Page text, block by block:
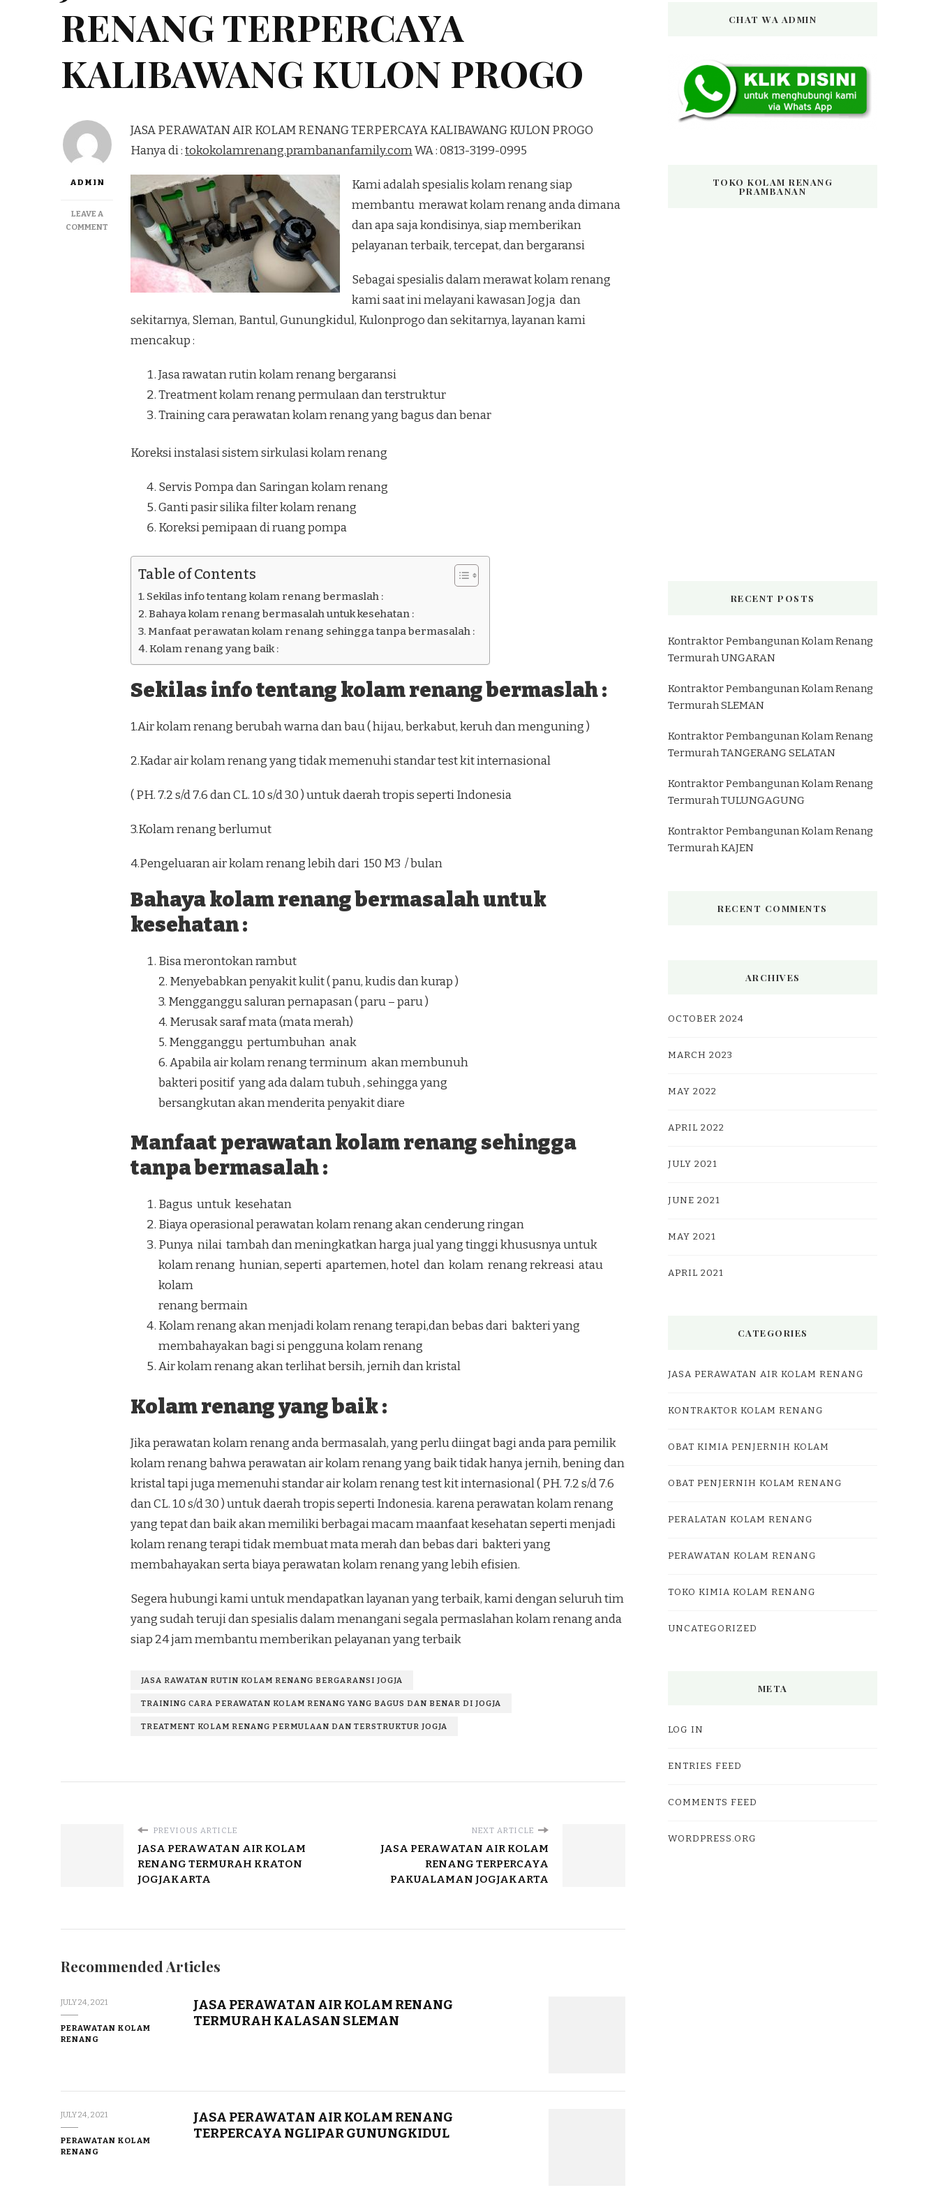
RENANG TERPERCAYA
KALIBAWANG KULON PROGO
ADMIN
LEAVE A
COMMENT
PERAWATAN
KOLAM
RENANG
KALIBAWANG
PROGO
JASA PERAWATAN AIR KOLAM RENANG TERPERCAYA KALIBAWANG KULON PROGO
Hanya di :tokokolamrenang.prambananfamily.comWA : 0813-3199-0995
Kami adalah spesialis kolam renang siap
membantu merawat kolam renang anda dimana
dan apa saja kondisinya, siap memberikan
pelayanan terbaik, tercepat, dan bergaransi
Sebagai spesialis dalam merawat kolam renang
kami saat ini melayani kawasan Jogja dan
sekitarnya, Sleman, Bantul, Gunungkidul, Kulonprogo dan sekitarnya, layanan kami
mencakup :
Jasa rawatan rutin kolam renang bergaransi
Treatment kolam renang permulaan dan terstruktur
Training cara perawatan kolam renang yang bagus dan benar
Koreksi instalasi sistem sirkulasi kolam renang
Servis Pompa dan Saringan kolam renang
Ganti pasir silika filter kolam renang
Koreksi pemipaan di ruang pompa
Table of Contents
Sekilas info tentang kolam renang bermaslah :
Bahaya kolam renang bermasalah untuk kesehatan :
Manfaat perawatan kolam renang sehingga tanpa bermasalah :
Kolam renang yang baik :
Sekilas info tentang kolam renang bermaslah :
1.Air kolam renang berubah warna dan bau ( hijau, berkabut, keruh dan menguning )
2.Kadar air kolam renang yang tidak memenuhi standar test kit internasional
( PH. 7.2 s/d 7.6 dan CL. 1.0 s/d 3.0 ) untuk daerah tropis seperti Indonesia
3.Kolam renang berlumut
4.Pengeluaran air kolam renang lebih dari 150 M3 / bulan
Bahaya kolam renang bermasalah untuk
kesehatan :
Bisa merontokan rambut
2. Menyebabkan penyakit kulit ( panu, kudis dan kurap )
3. Mengganggu saluran pernapasan ( paru – paru )
4. Merusak saraf mata (mata merah)
5. Mengganggu pertumbuhan anak
6. Apabila air kolam renang terminum akan membunuh
bakteri positif yang ada dalam tubuh , sehingga yang
bersangkutan akan menderita penyakit diare
Manfaat perawatan kolam renang sehingga
tanpa bermasalah :
Bagus untuk kesehatan
Biaya operasional perawatan kolam renang akan cenderung ringan
Punya nilai tambah dan meningkatkan harga jual yang tinggi khususnya untuk
kolam renang hunian, seperti apartemen, hotel dan kolam renang rekreasi atau
kolam
renang bermain
Kolam renang akan menjadi kolam renang terapi,dan bebas dari bakteri yang
membahayakan bagi si pengguna kolam renang
Air kolam renang akan terlihat bersih, jernih dan kristal
Kolam renang yang baik :
Jika perawatan kolam renang anda bermasalah, yang perlu diingat bagi anda para pemilik
kolam renang bahwa perawatan air kolam renang yang baik tidak hanya jernih, bening dan
kristal tapi juga memenuhi standar air kolam renang test kit internasional ( PH. 7.2 s/d 7.6
dan CL. 1.0 s/d 3.0 ) untuk daerah tropis seperti Indonesia. karena perawatan kolam renang
yang tepat dan baik akan memiliki berbagai macam maanfaat kesehatan seperti menjadi
kolam renang terapi tidak membuat mata merah dan bebas dari bakteri yang
membahayakan serta biaya perawatan kolam renang yang lebih efisien.
Segera hubungi kami untuk mendapatkan layanan yang terbaik, kami dengan seluruh tim
yang sudah teruji dan spesialis dalam menangani segala permaslahan kolam renang anda
siap 24 jam membantu memberikan pelayanan yang terbaik
JASA RAWATAN RUTIN KOLAM RENANG BERGARANSI JOGJA
TRAINING CARA PERAWATAN KOLAM RENANG YANG BAGUS DAN BENAR DI JOGJA
TREATMENT KOLAM RENANG PERMULAAN DAN TERSTRUKTUR JOGJA
PREVIOUS ARTICLE
JASA PERAWATAN AIR KOLAM
RENANG TERMURAH KRATON
JOGJAKARTA
NEXT ARTICLE
JASA PERAWATAN AIR KOLAM
RENANG TERPERCAYA
PAKUALAMAN JOGJAKARTA
Recommended Articles
JULY 24, 2021
PERAWATAN KOLAM
RENANG
JASA PERAWATAN AIR KOLAM RENANG
TERMURAH KALASAN SLEMAN
JULY 24, 2021
PERAWATAN KOLAM
RENANG
JASA PERAWATAN AIR KOLAM RENANG
TERPERCAYA NGLIPAR GUNUNGKIDUL
CHAT WA ADMIN
TOKO KOLAM RENANG
PRAMBANAN
RECENT POSTS
Kontraktor Pembangunan Kolam Renang
Termurah UNGARAN
Kontraktor Pembangunan Kolam Renang
Termurah SLEMAN
Kontraktor Pembangunan Kolam Renang
Termurah TANGERANG SELATAN
Kontraktor Pembangunan Kolam Renang
Termurah TULUNGAGUNG
Kontraktor Pembangunan Kolam Renang
Termurah KAJEN
RECENT COMMENTS
ARCHIVES
OCTOBER 2024
MARCH 2023
MAY 2022
APRIL 2022
JULY 2021
JUNE 2021
MAY 2021
APRIL 2021
CATEGORIES
JASA PERAWATAN AIR KOLAM RENANG
KONTRAKTOR KOLAM RENANG
OBAT KIMIA PENJERNIH KOLAM
OBAT PENJERNIH KOLAM RENANG
PERALATAN KOLAM RENANG
PERAWATAN KOLAM RENANG
TOKO KIMIA KOLAM RENANG
UNCATEGORIZED
META
LOG IN
ENTRIES FEED
COMMENTS FEED
WORDPRESS.ORG